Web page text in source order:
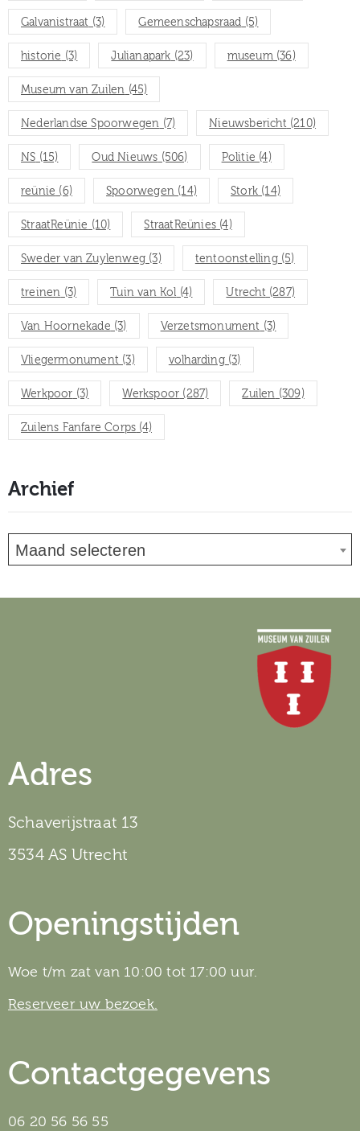
Galvanistraat (3) Gemeenschapsraad (5)
historie (3) Julianapark (23) museum(36)
Museum van Zuilen (45)
Nederlandse Spoorwegen (7) Nieuwsbericht(210)
NS (15) Oud Nieuws (506) Politie (4)
reünie (6) Spoorwegen (14) Stork (14)
StraatReünie (10) StraatReünies (4)
Sweder van Zuylenweg (3) tentoonstelling(5)
treinen (3) Tuin van Kol (4) Utrecht(287)
Van Hoornekade (3) Verzetsmonument (3)
Vliegermonument (3) volharding(3)
Werkpoor (3) Werkspoor (287) Zuilen (309)
Zuilens Fanfare Corps (4)
Archief
Maand selecteren
Adres
Schaverijstraat 13
3534 AS Utrecht
Openingstijden
Woe t/m zat van 10:00 tot 17:00 uur.
Reserveer uw bezoek.
Contactgegevens
06 20 56 56 55